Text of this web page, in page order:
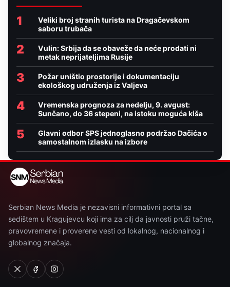
1
Veliki broj stranih turista na Dragačevskom
saboru trubača
2
Vulin: Srbija da se obaveže da neće prodati ni
metak neprijateljima Rusije
3
Požar uništio prostorije i dokumentaciju
ekološkog udruženja iz Valjeva
4
Vremenska prognoza za nedelju, 9. avgust:
Sunčano, do 36 stepeni, na istoku moguća kiša
5
Glavni odbor SPS jednoglasno podržao Dačića o
samostalnom izlasku na izbore
Serbian News Media je nezavisni informativni portal sa
sedištem u Kragujevcu koji ima za cilj da javnosti pruži tačne,
pravovremene i proverene vesti od lokalnog, nacionalnog i
globalnog značaja.